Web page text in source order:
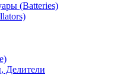
(Batteries)
Делители